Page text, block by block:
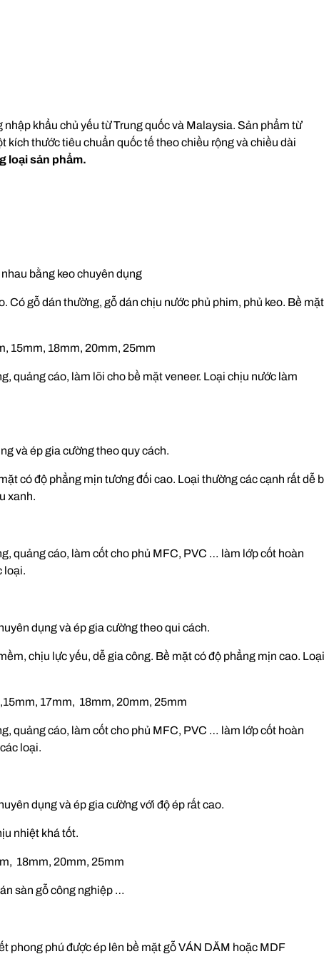
khẩu chủ yếu từ Trung quốc và Malaysia. Sản phẩm từ
kích thước tiêu chuẩn quốc tế theo chiều rộng và chiều dài
loại sản phẩm.
bằng keo chuyên dụng
Có gỗ dán thường, gỗ dán chịu nước phủ phim, phủ keo. Bề mặt
15mm, 18mm, 20mm, 25mm
quảng cáo, làm lõi cho bề mặt veneer. Loại chịu nước làm
và ép gia cường theo quy cách.
có độ phẳng mịn tương đối cao. Loại thường các cạnh rất dễ
xanh.
quảng cáo, làm cốt cho phủ MFC, PVC … làm lớp cốt hoàn
loại.
dụng và ép gia cường theo qui cách.
chịu lực yếu, dễ gia công. Bề mặt có độ phẳng mịn cao. Loại
17mm, 18mm, 20mm, 25mm
quảng cáo, làm cốt cho phủ MFC, PVC … làm lớp cốt hoàn
loại.
dụng và ép gia cường với độ ép rất cao.
nhiệt khá tốt.
18mm, 20mm, 25mm
sàn gỗ công nghiệp …
phong phú được ép lên bề mặt gỗ VÁN DĂM hoặc MDF